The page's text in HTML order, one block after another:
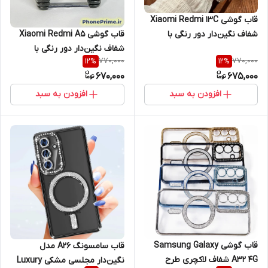
قاب گوشی Xiaomi Redmi 13C
شفاف نگین‌دار دور رنگی با
770,000
12%
675,000
افزودن به سبد
قاب گوشی Xiaomi Redmi A5
شفاف نگین‌دار دور رنگی با
محافظ لنز (طرح مگ سیف)
770,000
12%
670,000
افزودن به سبد
قاب گوشی Samsung Galaxy
A32 4G شفاف لاکچری طرح
قاب سامسونگ A26 مدل
نگین‌دار مجلسی مشکی Luxury